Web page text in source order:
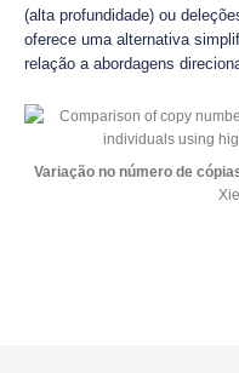
(alta profundidade) ou
oferece uma alternativa
relação a abordagens
Variação no número de